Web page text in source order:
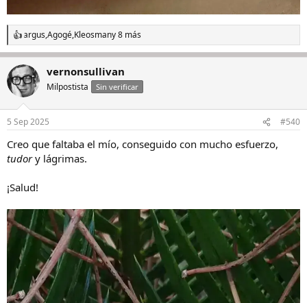
R
e
a
c
c
i
e
:
argus,Agogé,Kleosmany 8 más
vernonsullivan
Milpostista Sin verificar
5 Sep 2025 #540
Creo que faltaba el mío, conseguido con mucho esfuerzo,
tudory lágrimas.
¡Salud!